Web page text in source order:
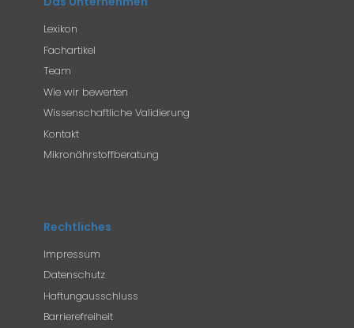
Lexikon
Fachartikel
Team
Wie wir bewerten
Wissenschaftliche Validierung
Kontakt
Mikronährstoffberatung
Rechtliches
Impressum
Datenschutz
Haftungausschluss
Barrierefreiheit